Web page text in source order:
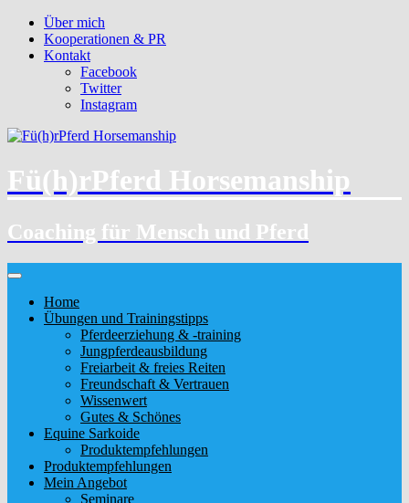
Über mich
Kooperationen & PR
Kontakt
Facebook
Twitter
Instagram
Fü(h)rPferd Horsemanship
Coaching für Mensch und Pferd
Home
Übungen und Trainingstipps
Pferdeerziehung & -training
Jungpferdeausbildung
Freiarbeit & freies Reiten
Freundschaft & Vertrauen
Wissenwert
Gutes & Schönes
Equine Sarkoide
Produktempfehlungen
Produktempfehlungen
Mein Angebot
Seminare